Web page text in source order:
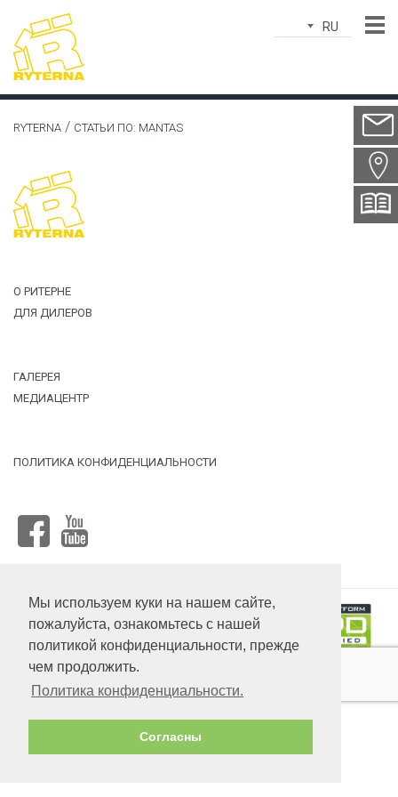
Мы используем куки на нашем сайте,
пожалуйста, ознакомьтесь с нашей
политикой конфиденциальности, прежде
чем продолжить.
Политика конфиденциальности.
Cогласны
Имя*
Эл.почта*
Страна*
тема*
Загрузить
RU
RYTERNA СТАТЬИ ПО: MANTAS
О РИТЕРНЕ
ДЛЯ ДИЛЕРОВ
ГАЛЕРЕЯ
МЕДИАЦЕНТР
ПОЛИТИКА КОНФИДЕНЦИАЛЬНОСТИ
FACEBOOKYOUTUBE
RYTERNA ®© 2025
Разработка сайта:www.s-e.lt